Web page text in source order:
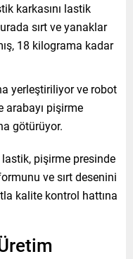
karkasını lastik
sırt ve yanaklar
18 kilograma kadar
yerleştiriliyor ve robot
arabayı pişirme
götürüyor.
lastik, pişirme presinde
ve sırt desenini
kalite kontrol hattına